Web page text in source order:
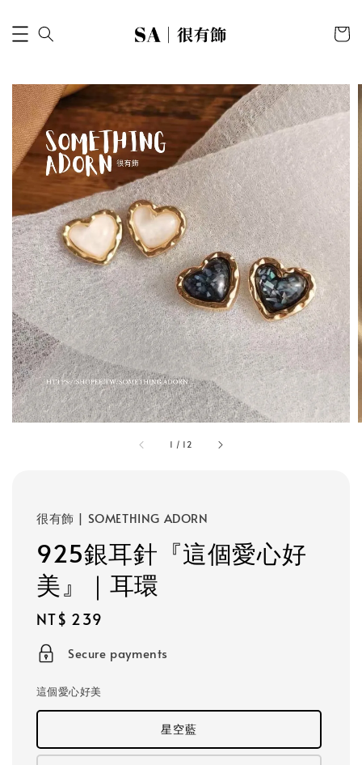
1 / 12
很有飾 | SOMETHING ADORN
925銀耳針『這個愛心好
美』｜耳環
Regular
price
NT$ 239
Secure payments
這個愛心好美
星空藍